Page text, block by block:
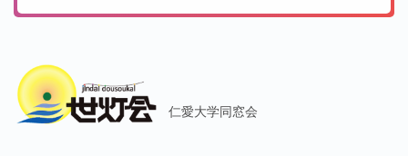
仁愛大学同窓会